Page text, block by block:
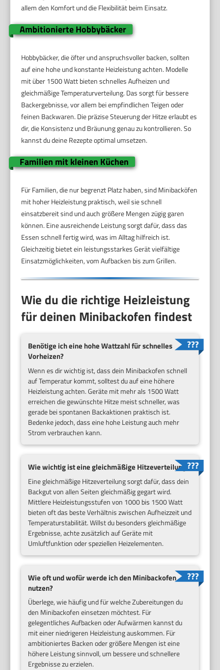
allem den Komfort und die Flexibilität beim Einsatz.
Ambitionierte Hobbybäcker
Hobbybäcker, die öfter und anspruchsvoller backen, sollten
auf eine hohe und konstante Heizleistung achten. Modelle
mit über 1500 Watt bieten schnelles Aufheizen und
gleichmäßige Temperaturverteilung. Das sorgt für bessere
Backergebnisse, vor allem bei empfindlichen Teigen oder
feinen Backwaren. Die präzise Steuerung der Hitze erlaubt es
dir, die Konsistenz und Bräunung genau zu kontrollieren. So
kannst du deine Rezepte optimal umsetzen.
Familien mit kleinen Küchen
Für Familien, die nur begrenzt Platz haben, sind Minibacköfen
mit hoher Heizleistung praktisch, weil sie schnell
einsatzbereit sind und auch größere Mengen zügig garen
können. Eine ausreichende Leistung sorgt dafür, dass das
Essen schnell fertig wird, was im Alltag hilfreich ist.
Gleichzeitig bietet ein leistungsstarkes Gerät vielfältige
Einsatzmöglichkeiten, vom Aufbacken bis zum Grillen.
Wie du die richtige Heizleistung
für deinen Minibackofen findest
Benötige ich eine hohe Wattzahl für schnelles
Vorheizen?
Wenn es dir wichtig ist, dass dein Minibackofen schnell
auf Temperatur kommt, solltest du auf eine höhere
Heizleistung achten. Geräte mit mehr als 1500 Watt
erreichen die gewünschte Hitze meist schneller, was
gerade bei spontanen Backaktionen praktisch ist.
Bedenke jedoch, dass eine hohe Leistung auch mehr
Strom verbrauchen kann.
Wie wichtig ist eine gleichmäßige Hitzeverteilung?
Eine gleichmäßige Hitzeverteilung sorgt dafür, dass dein
Backgut von allen Seiten gleichmäßig gegart wird.
Mittlere Heizleistungsstufen von 1000 bis 1500 Watt
bieten oft das beste Verhältnis zwischen Aufheizzeit und
Temperaturstabilität. Willst du besonders gleichmäßige
Ergebnisse, achte zusätzlich auf Geräte mit
Umluftfunktion oder speziellen Heizelementen.
Wie oft und wofür werde ich den Minibackofen
nutzen?
Überlege, wie häufig und für welche Zubereitungen du
den Minibackofen einsetzen möchtest. Für
gelegentliches Aufbacken oder Aufwärmen kannst du
mit einer niedrigeren Heizleistung auskommen. Für
ambitioniertes Backen oder größere Mengen ist eine
höhere Leistung sinnvoll, um bessere und schnellere
Ergebnisse zu erzielen.